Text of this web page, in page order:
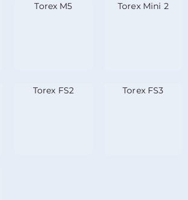
Torex M5 Torex Mini 2
Torex FS2 Torex FS3